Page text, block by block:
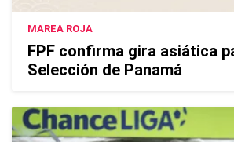
MAREA ROJA
FPF confirma gira asiática
Selección de Panamá